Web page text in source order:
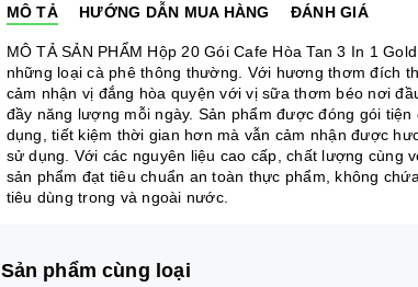
MÔ TẢ HƯỚNG DẪN MUA HÀNG ĐÁNH GIÁ
MÔ TẢ SẢN PHẨM Hộp 20 Gói Cafe Hòa Tan 3 In 1
những loại cà phê thông thường. Với hương thơm đích
cảm nhận vị đắng hòa quyện với vị sữa thơm béo nơi
đầy năng lượng mỗi ngày. Sản phẩm được đóng gói
dụng, tiết kiệm thời gian hơn mà vẫn cảm nhận được
sử dụng. Với các nguyên liệu cao cấp, chất lượng cùng
sản phẩm đạt tiêu chuẩn an toàn thực phẩm, không
tiêu dùng trong và ngoài nước.
Sản phẩm cùng loại